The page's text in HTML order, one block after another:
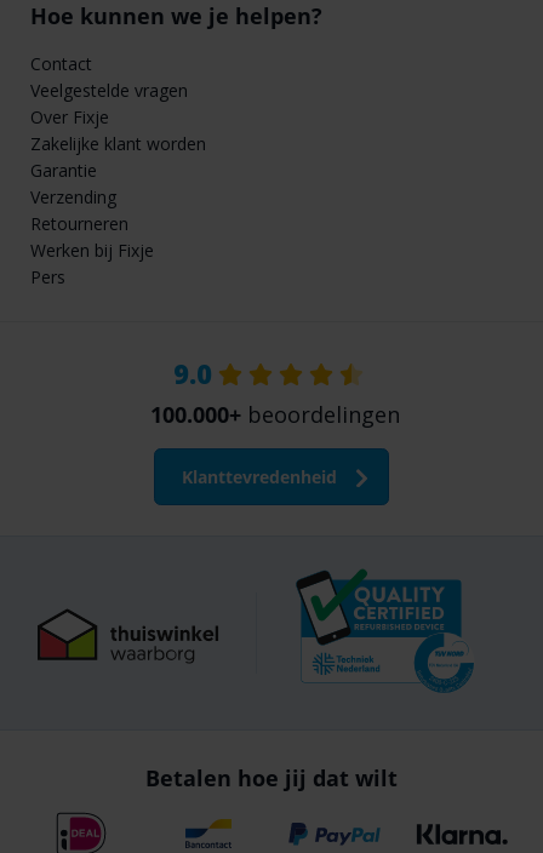
Hoe kunnen we je helpen?
Contact
Veelgestelde vragen
Over Fixje
Zakelijke klant worden
Garantie
Verzending
Retourneren
Werken bij Fixje
Pers
9.0
100.000+ beoordelingen
Klanttevredenheid
Betalen hoe jij dat wilt